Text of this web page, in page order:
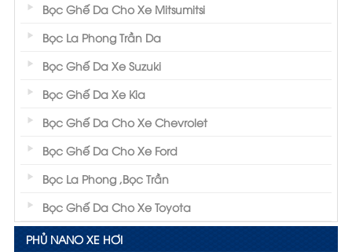
Bọc Ghế Da Cho Xe Mitsumitsi
Bọc La Phong Trần Da
Bọc Ghế Da Xe Suzuki
Bọc Ghế Da Xe Kia
Bọc Ghế Da Cho Xe Chevrolet
Bọc Ghế Da Cho Xe Ford
Bọc La Phong ,Bọc Trần
Bọc Ghế Da Cho Xe Toyota
PHỦ NANO XE HƠI